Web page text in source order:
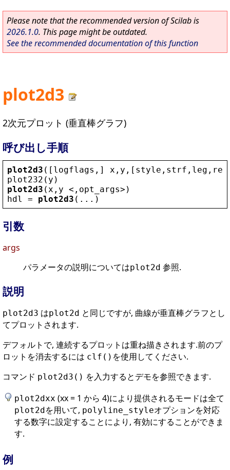
Please note that the recommended version of Scilab is
2026.1.0. This page might be outdated.
See the recommended documentation of this function
plot2d3
2次元プロット (垂直棒グラフ)
呼び出し手順
plot2d3 ([ logflags ,] x , y ,[ style , strf , leg ,
plot232 ( y )
plot2d3 ( x , y < , opt_args> )
hdl
= plot2d3 (...)
引数
args
パラメータの説明についてはplot2d 参照.
説明
plot2d3 はplot2d と同じですが, 曲線が垂直棒グラフとし
てプロットされます.
デフォルトで, 連続するプロットは重ね描きされます.前のプ
ロットを消去するには clf() を使用してください.
コマンド plot2d3() を入力するとデモを参照できます.
plot2dxx (xx = 1 から 4)により提供されるモードは全て
plot2d を用いて, polyline_styleオプションを対応
する数字に設定することにより, 有効にすることができま
す.
例